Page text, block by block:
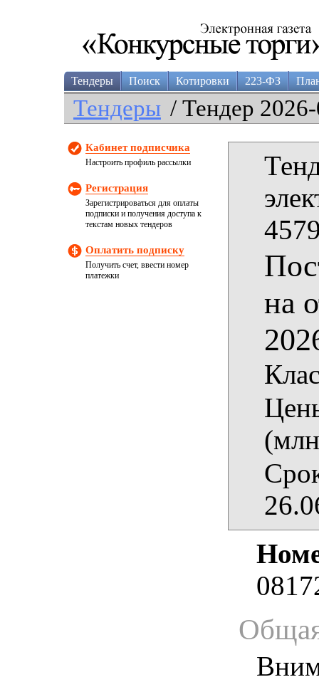
Тендеры Поиск Котировки 223-ФЗ
Тендеры / Тендер
Кабинет подписчика
Настроить профиль рассылки
Регистрация
Зарегистрироваться для оплаты
подписки и получения доступа к
текстам новых тендеров
Оплатить подписку
Получить счет, ввести номер
платежки
на